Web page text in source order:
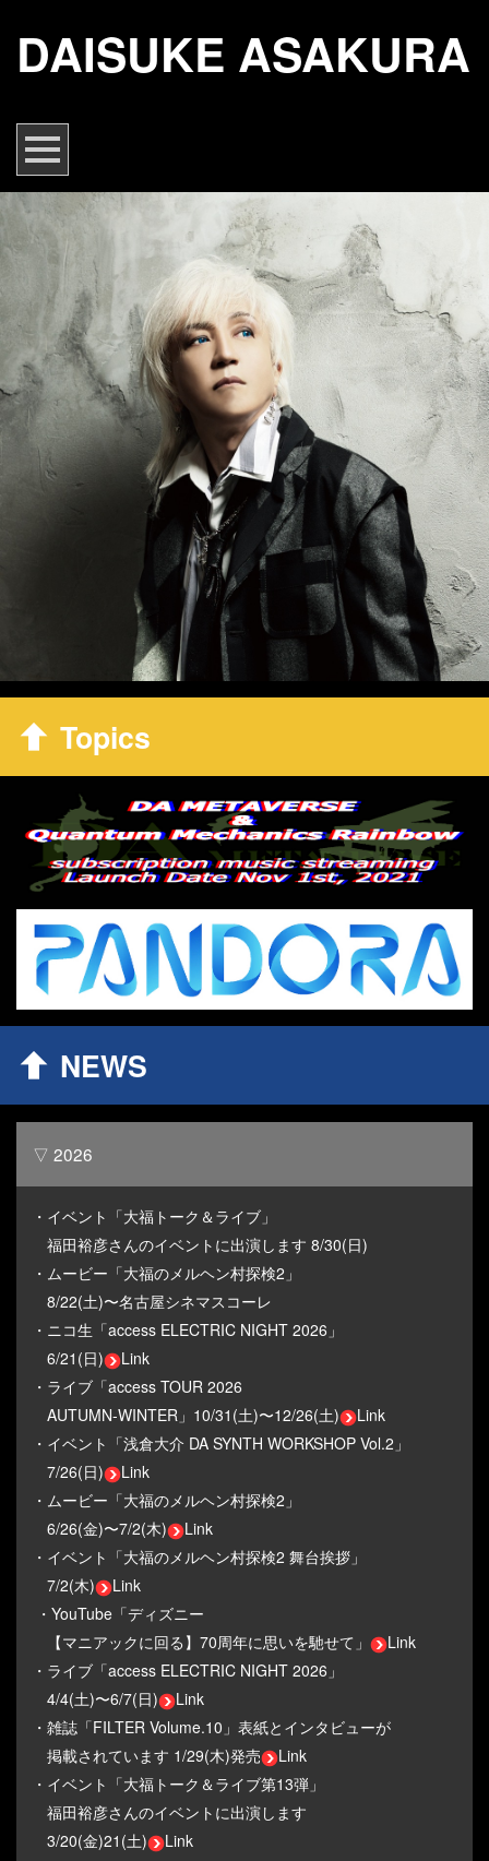
DAISUKE ASAKURA
Topics
NEWS
▽ 2026
・イベント「大福トーク＆ライブ」
福田裕彦さんのイベントに出演します 8/30(日)
・ムービー「大福のメルヘン村探検2」
8/22(土)〜名古屋シネマスコーレ
・ニコ生「access ELECTRIC NIGHT 2026」
6/21(日)
Link
・ライブ「access TOUR 2026
AUTUMN-WINTER」10/31(土)〜12/26(土)
Link
・イベント「浅倉大介 DA SYNTH WORKSHOP Vol.2」
7/26(日)
Link
・ムービー「大福のメルヘン村探検2」
6/26(金)〜7/2(木)
Link
・イベント「大福のメルヘン村探検2 舞台挨拶」
7/2(木)
Link
・YouTube「ディズニー
【マニアックに回る】70周年に思いを馳せて」
Link
・ライブ「access ELECTRIC NIGHT 2026」
4/4(土)〜6/7(日)
Link
・雑誌「FILTER Volume.10」表紙とインタビューが
掲載されています 1/29(木)発売
Link
・イベント「大福トーク＆ライブ第13弾」
福田裕彦さんのイベントに出演します
3/20(金)21(土)
Link